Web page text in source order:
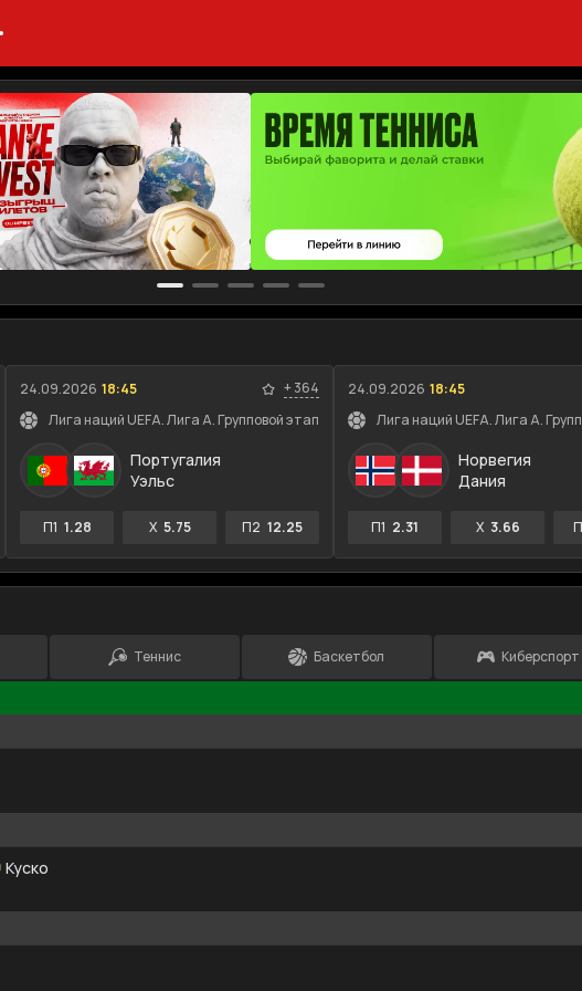
24.09.2026 18:45 +364
Лига наций UEFA. Лига A. Групповой этап
Португалия
Уэльс
П1 1.28 X 5.75 П2 12.25
24.09.2026 18:45
Лига наций UEFA. Лига A.
Норвегия
Дания
П1 2.31 X 3.66
Теннис Баскетбол Киберспорт
Куско